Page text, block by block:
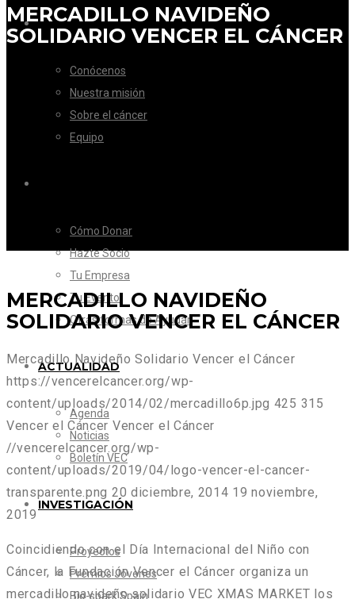
LA FUNDACIÓN
Conócenos
Nuestra misión
Sobre el cáncer
Equipo
Cómo Donar
Hazte Socio
Tu Empresa
Tu Evento
Otras formas de Ayudar
ACTUALIDAD
Agenda
Noticias
Boletín VEC
INVESTIGACIÓN
Proyectos
Premios Jóvenes
Bio-spark Spain
MERCADILLO NAVIDEÑO
SOLIDARIO VENCER EL CÁNCER
MERCADILLO NAVIDEÑO
SOLIDARIO VENCER EL CÁNCER
Mercadillo Navideño Solidario Vencer el Cáncer
https://vencerelcancer.org/wp-
content/uploads/2014/02/mercadillo6p.jpg 425 315
Vencer el Cáncer Vencer el Cáncer
//vencerelcancer.org/wp-
content/uploads/2019/04/logo-vencer-el-cancer-
transparente.png 20 diciembre, 2014 19 noviembre,
2019
Coincidiendo con el Día Internacional del Niño con
Cáncer, la Fundación Vencer el Cáncer organiza un
mercadillo navideño solidario VEC XMAS MARKET los